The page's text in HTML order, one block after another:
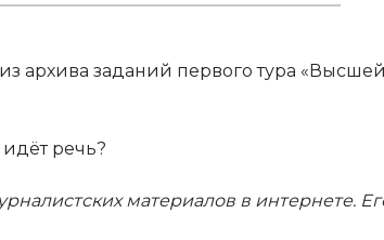
архива заданий первого тура
речь?
материалов в интернете.